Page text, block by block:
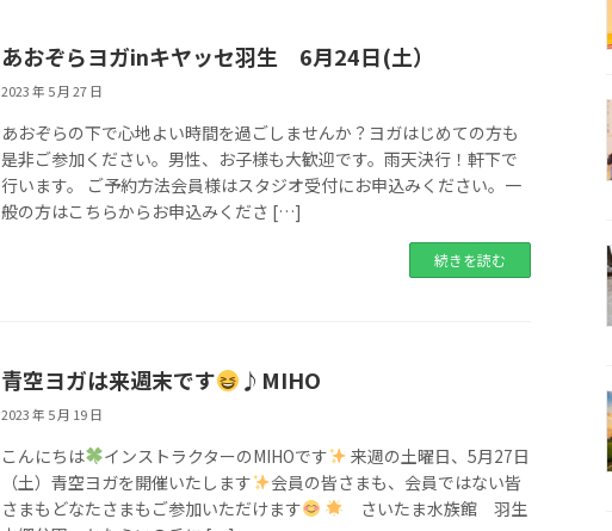
あおぞらヨガinキヤッセ羽生 6月24日(土）
2023 年 5 月 27 日
あおぞらの下で心地よい時間を過ごしませんか？ヨガはじめての方も
是非ご参加ください。男性、お子様も大歓迎です。雨天決行！軒下で
行います。 ご予約方法会員様はスタジオ受付にお申込みください。一
般の方はこちらからお申込みくださ […]
続きを読む
青空ヨガは来週末です ♪MIHO
2023 年 5 月 19 日
こんにちは インストラクターのMIHOです
来週の土曜日、5月27日
（土）青空ヨガを開催いたします
会員の皆さまも、会員ではない皆
さまもどなたさまもご参加いただけます
さいたま水族館 羽生